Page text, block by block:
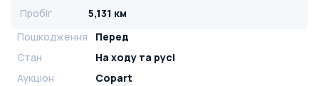
Пробіг
5,131 км
Пошкодження
Перед
Стан
На ​​ходу та русі
Аукціон
Copart